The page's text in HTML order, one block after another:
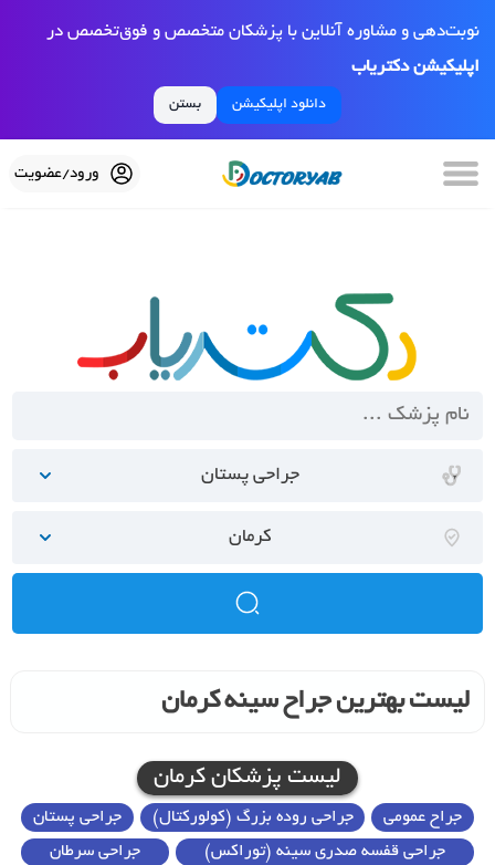
نوبت‌دهی و مشاوره آنلاین با پزشکان متخصص و فوق‌تخصص در
اپلیکیشن دکتریاب
دانلود اپلیکیشن بستن
ورود/عضویت
جراحی پستان
کرمان
لیست بهترین جراح سینه کرمان
لیست پزشکان کرمان
جراح عمومی جراحی روده بزرگ (کولورکتال)
جراحی پستان
جراحی قفسه صدری سینه (توراکس)
جراحی سرطان